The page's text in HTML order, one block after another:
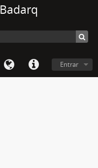
Badarq
Entrar